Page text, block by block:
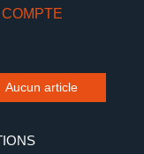
COMPTE
Aucun article